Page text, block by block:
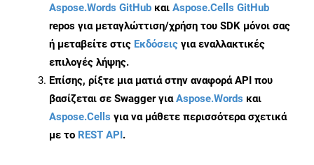
Aspose.Words GitHub και Aspose.Cells GitHub
repos για μεταγλώττιση/χρήση του SDK μόνοι σας
ή μεταβείτε στις Εκδόσεις για εναλλακτικές
επιλογές λήψης.
Επίσης, ρίξτε μια ματιά στην αναφορά API που
βασίζεται σε Swagger γιαAspose.Words και
Aspose.Cells για να μάθετε περισσότερα σχετικά
με το REST API.